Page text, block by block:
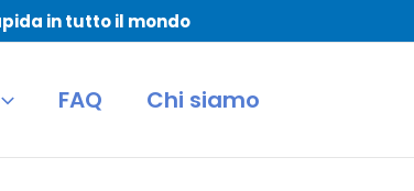
in tutto il mondo
FAQ Chi siamo